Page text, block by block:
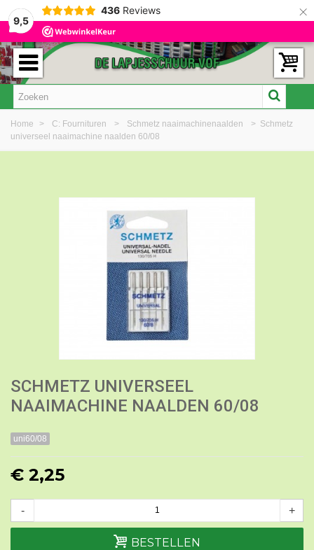
9,5
436 Reviews ×
Home > C: Fournituren > Schmetz naaimachinenaalden > Schmetz
universeel naaimachine naalden 60/08
SCHMETZ UNIVERSEEL
NAAIMACHINE NAALDEN 60/08
uni60/08
€ 2,25
- +
BESTELLEN